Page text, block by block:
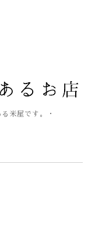
米屋です。・